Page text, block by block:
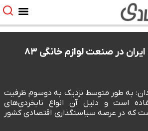
ظرفیت بلااستفاده ایران در صنعت لوازم خانگی ۸۳
به طور متوسط نزدیک به دوسوم ظرفیت
است و دلیل آن انواع نابخردی‌های
که در عرصه سیاستگذاری اقتصادی کشور